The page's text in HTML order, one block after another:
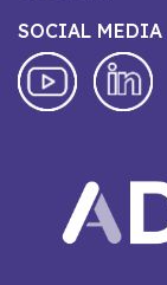
SOCIAL MEDIA